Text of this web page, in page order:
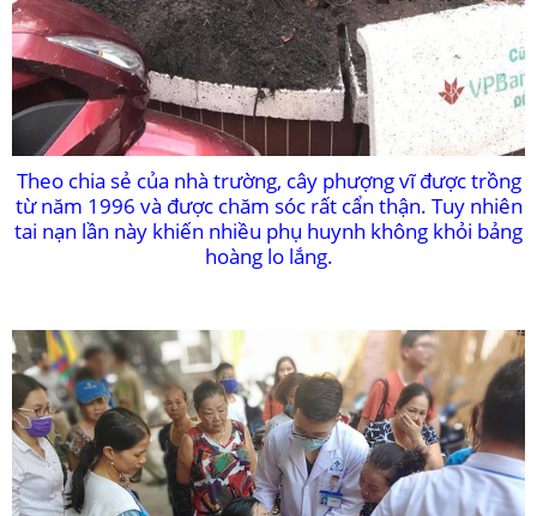
Theo chia sẻ của nhà trường, cây phượng vĩ được trồng
từ năm 1996 và được chăm sóc rất cẩn thận. Tuy nhiên
tai nạn lần này khiến nhiều phụ huynh không khỏi bảng
hoàng lo lắng.